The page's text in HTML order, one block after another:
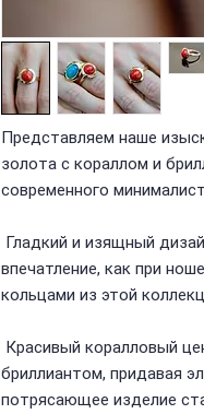
Представляем наше
золота с кораллом и
современного
Гладкий и изящный
впечатление, как при
кольцами из этой
Красивый коралловый
бриллиантом, придавая
потрясающее изделие